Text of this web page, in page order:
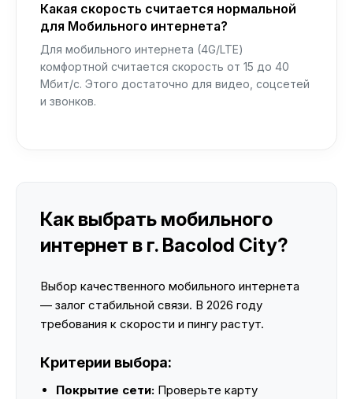
Какая скорость считается нормальной
для Мобильного интернета?
Для мобильного интернета (4G/LTE)
комфортной считается скорость от 15 до 40
Мбит/с. Этого достаточно для видео, соцсетей
и звонков.
Как выбрать мобильного
интернет в г. Bacolod City?
Выбор качественного мобильного интернета
— залог стабильной связи. В 2026 году
требования к скорости и пингу растут.
Критерии выбора:
Покрытие сети: Проверьте карту